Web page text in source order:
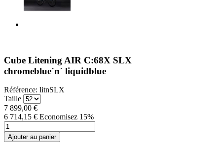
Cube Litening AIR C:68X SLX
chromeblue´n´ liquidblue
Référence: litnSLX
Taille
7 899,00 €
6 714,15 € Economisez 15%
Ajouter au panier